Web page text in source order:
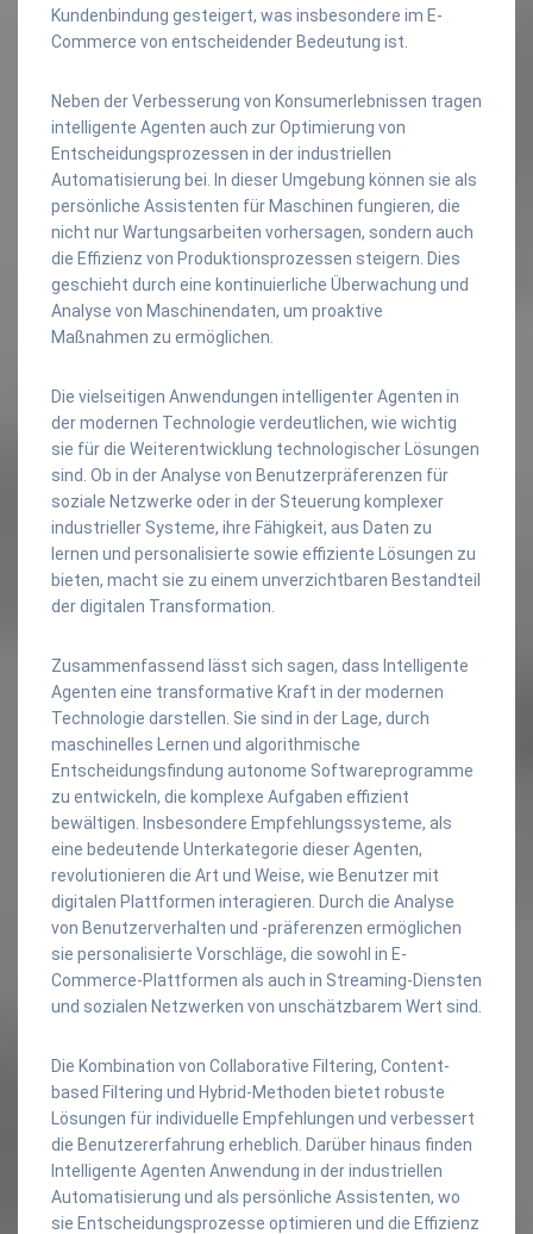
Kundenbindung gesteigert, was insbesondere im E-
Commerce von entscheidender Bedeutung ist.
Neben der Verbesserung von Konsumerlebnissen tragen
intelligente Agenten auch zur Optimierung von
Entscheidungsprozessen in der industriellen
Automatisierung bei. In dieser Umgebung können sie als
persönliche Assistenten für Maschinen fungieren, die
nicht nur Wartungsarbeiten vorhersagen, sondern auch
die Effizienz von Produktionsprozessen steigern. Dies
geschieht durch eine kontinuierliche Überwachung und
Analyse von Maschinendaten, um proaktive
Maßnahmen zu ermöglichen.
Die vielseitigen Anwendungen intelligenter Agenten in
der modernen Technologie verdeutlichen, wie wichtig
sie für die Weiterentwicklung technologischer Lösungen
sind. Ob in der Analyse von Benutzerpräferenzen für
soziale Netzwerke oder in der Steuerung komplexer
industrieller Systeme, ihre Fähigkeit, aus Daten zu
lernen und personalisierte sowie effiziente Lösungen zu
bieten, macht sie zu einem unverzichtbaren Bestandteil
der digitalen Transformation.
Zusammenfassend lässt sich sagen, dass Intelligente
Agenten eine transformative Kraft in der modernen
Technologie darstellen. Sie sind in der Lage, durch
maschinelles Lernen und algorithmische
Entscheidungsfindung autonome Softwareprogramme
zu entwickeln, die komplexe Aufgaben effizient
bewältigen. Insbesondere Empfehlungssysteme, als
eine bedeutende Unterkategorie dieser Agenten,
revolutionieren die Art und Weise, wie Benutzer mit
digitalen Plattformen interagieren. Durch die Analyse
von Benutzerverhalten und -präferenzen ermöglichen
sie personalisierte Vorschläge, die sowohl in E-
Commerce-Plattformen als auch in Streaming-Diensten
und sozialen Netzwerken von unschätzbarem Wert sind.
Die Kombination von Collaborative Filtering, Content-
based Filtering und Hybrid-Methoden bietet robuste
Lösungen für individuelle Empfehlungen und verbessert
die Benutzererfahrung erheblich. Darüber hinaus finden
Intelligente Agenten Anwendung in der industriellen
Automatisierung und als persönliche Assistenten, wo
sie Entscheidungsprozesse optimieren und die Effizienz